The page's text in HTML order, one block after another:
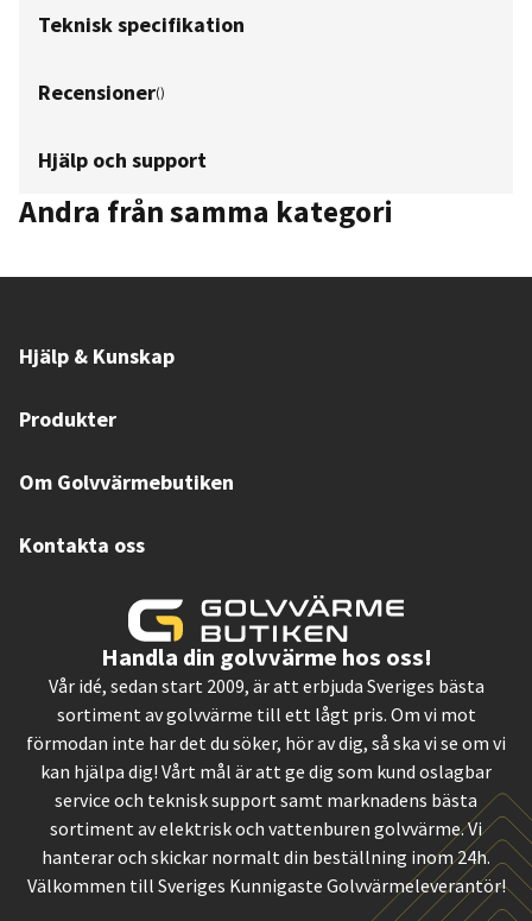
Teknisk specifikation
Recensioner()
Hjälp och support
Andra från samma kategori
Hjälp & Kunskap
Produkter
Om Golvvärmebutiken
Kontakta oss
Handla din golvvärme hos oss!
Vår idé, sedan start 2009, är att erbjuda Sveriges bästa
sortiment av golvvärme till ett lågt pris. Om vi mot
förmodan inte har det du söker, hör av dig, så ska vi se om vi
kan hjälpa dig! Vårt mål är att ge dig som kund oslagbar
service och teknisk support samt marknadens bästa
sortiment av elektrisk och vattenburen golvvärme. Vi
hanterar och skickar normalt din beställning inom 24h.
Välkommen till Sveriges Kunnigaste Golvvärmeleverantör!